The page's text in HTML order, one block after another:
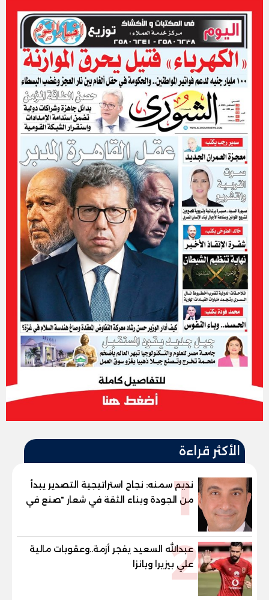
الأكثر قراءة
1
نديم سمنه: نجاح استراتيجية التصدير يبدأ
من الجودة وبناء الثقة في شعار "صنع في
مصر"
2
عبدالله السعيد يفجر أزمة..وعقوبات مالية
علي بيزيرا وبانزا